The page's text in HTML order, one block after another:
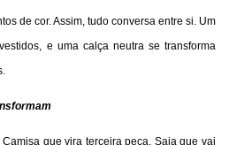
de cor. Assim, tudo conversa entre si. Um
e uma calça neutra se transforma
que vira terceira peça. Saia que vai